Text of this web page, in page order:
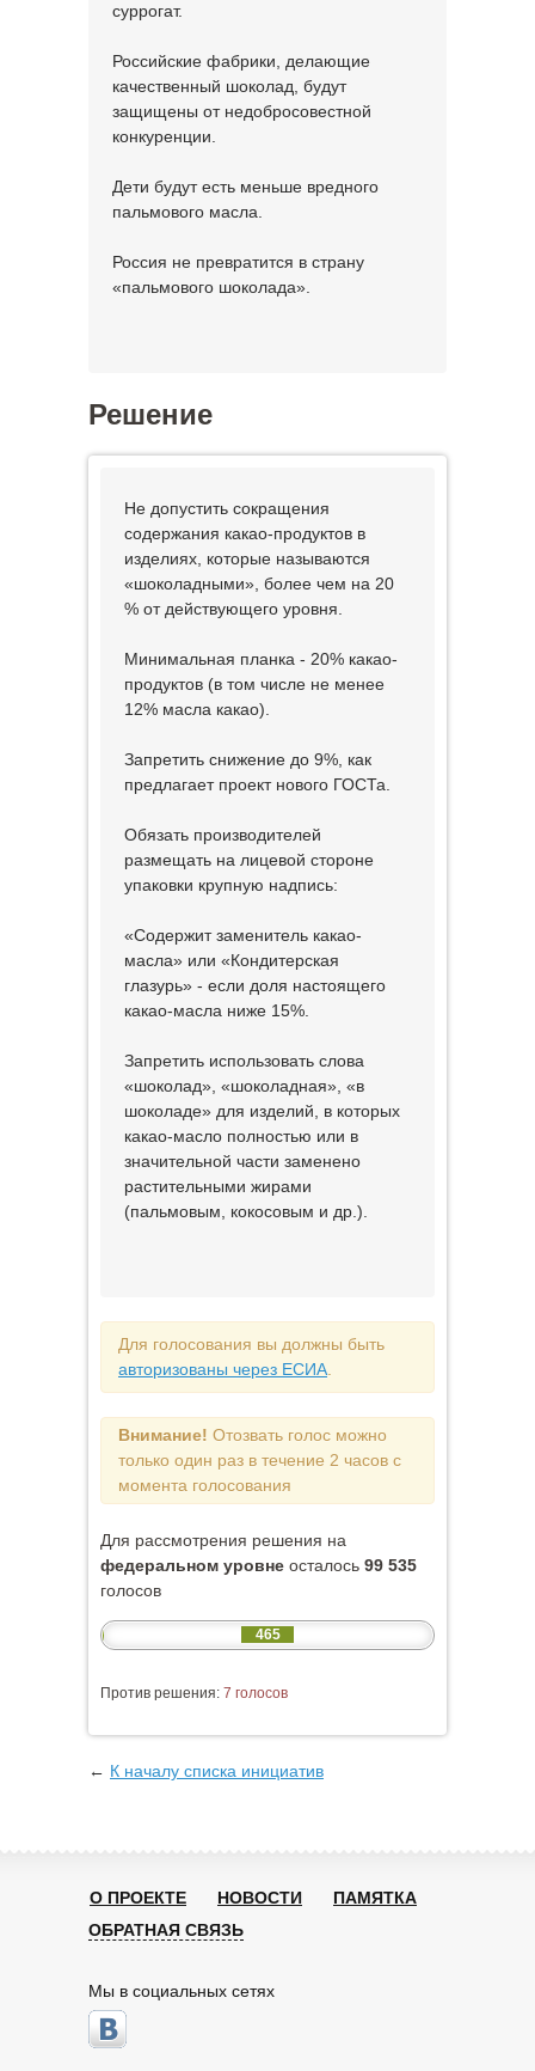
суррогат.
Российские фабрики, делающие
качественный шоколад, будут
защищены от недобросовестной
конкуренции.
Дети будут есть меньше вредного
пальмового масла.
Россия не превратится в страну
«пальмового шоколада».
Решение
Не допустить сокращения
содержания какао-продуктов в
изделиях, которые называются
«шоколадными», более чем на 20
% от действующего уровня.
Минимальная планка - 20% какао-
продуктов (в том числе не менее
12% масла какао).
Запретить снижение до 9%, как
предлагает проект нового ГОСТа.
Обязать производителей
размещать на лицевой стороне
упаковки крупную надпись:
«Содержит заменитель какао-
масла» или «Кондитерская
глазурь» - если доля настоящего
какао-масла ниже 15%.
Запретить использовать слова
«шоколад», «шоколадная», «в
шоколаде» для изделий, в которых
какао-масло полностью или в
значительной части заменено
растительными жирами
(пальмовым, кокосовым и др.).
Для голосования вы должны быть
авторизованы через ЕСИА
Внимание! Отозвать голос можно
только один раз в течение 2 часов с
момента голосования
Для рассмотрения решения на
федеральном уровне осталось 99 535
голосов
465
Против решения: 7 голосов
← К началу списка инициатив
О ПРОЕКТЕ НОВОСТИ
ПАМЯТКА
ОБРАТНАЯ СВЯЗЬ
Мы в социальных сетях